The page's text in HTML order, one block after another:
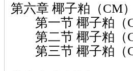
第六章 椰子粕（CM
第一节 椰子粕（
第二节 椰子粕（
第三节 椰子粕（